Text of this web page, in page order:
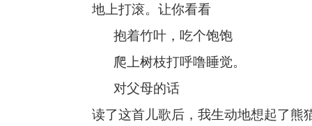
地上打滚。 让你看看
抱着竹叶 ， 吃个饱饱
爬上树枝打呼噜睡觉。
对父母的话
读了这首儿歌后，我生动地想起了熊